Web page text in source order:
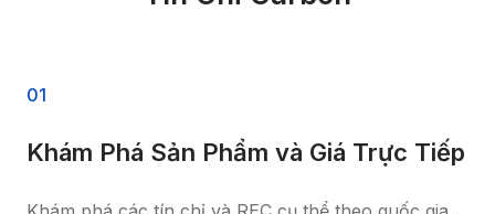
01
Khám Phá Sản Phẩm và Giá Trực Tiếp